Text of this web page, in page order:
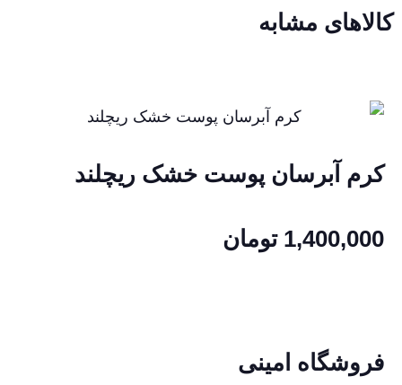
کالاهای مشابه
کرم آبرسان پوست خشک ریچلند
1,400,000 تومان
فروشگاه امینی